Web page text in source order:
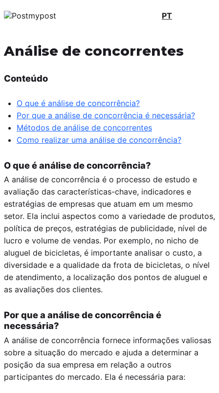
PT
Análise de concorrentes
Conteúdo
O que é análise de concorrência?
Por que a análise de concorrência é necessária?
Métodos de análise de concorrentes
Como realizar uma análise de concorrência?
O que é análise de concorrência?
A análise de concorrência é o processo de estudo e
avaliação das características-chave, indicadores e
estratégias de empresas que atuam em um mesmo
setor. Ela inclui aspectos como a variedade de produtos,
política de preços, estratégias de publicidade, nível de
lucro e volume de vendas. Por exemplo, no nicho de
aluguel de bicicletas, é importante analisar o custo, a
diversidade e a qualidade da frota de bicicletas, o nível
de atendimento, a localização dos pontos de aluguel e
as avaliações dos clientes.
Por que a análise de concorrência é
necessária?
A análise de concorrência fornece informações valiosas
sobre a situação do mercado e ajuda a determinar a
posição da sua empresa em relação a outros
participantes do mercado. Ela é necessária para: